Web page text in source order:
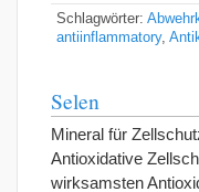
Schlagwörter:
antiinflammatory,
Selen
Mineral für
Antioxidative
wirksamsten